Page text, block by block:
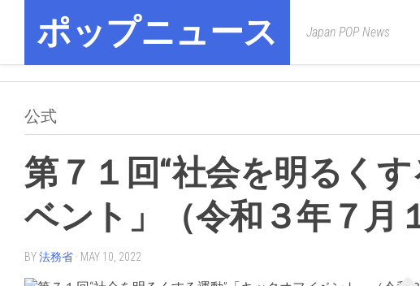
contentポップニュース Japan POP News
公式
第７１回“社会を明るく
ベント」（令和３年７月
BY法務省 · MAY 10, 2022